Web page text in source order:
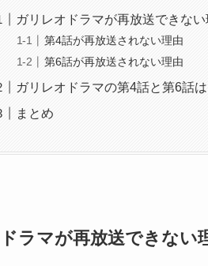
ガリレオドラマが再放送できな
第4話が再放送されない理由
第6話が再放送されない理由
ガリレオドラマの第4話と第6話
まとめ
ラマが再放送できない